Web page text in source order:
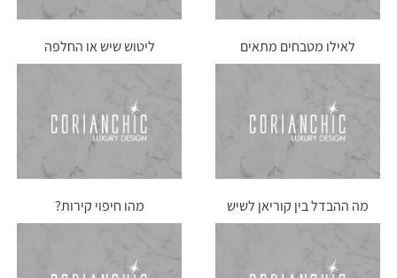
לאילו מטבחים מתאים
הקוריאן במיוחד?
ליטוש שיש או החלפה
בקוריאן?
מה ההבדל בין קוריאן לשיש
למטבח?
מהו חיפוי קירות?